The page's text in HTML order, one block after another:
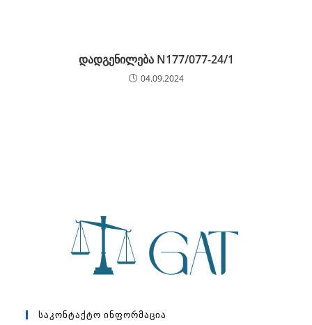
დადგენილება N177/077-24/1
04.09.2024
Საკონტაქტო Ინფორმაცია